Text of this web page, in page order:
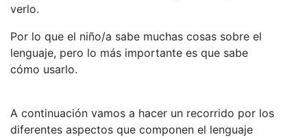
verlo.
Por lo que el niño/a sabe muchas cosas sobre el
lenguaje, pero lo más importante es que sabe
cómo usarlo.
A continuación vamos a hacer un recorrido por los
diferentes aspectos que componen el lenguaje